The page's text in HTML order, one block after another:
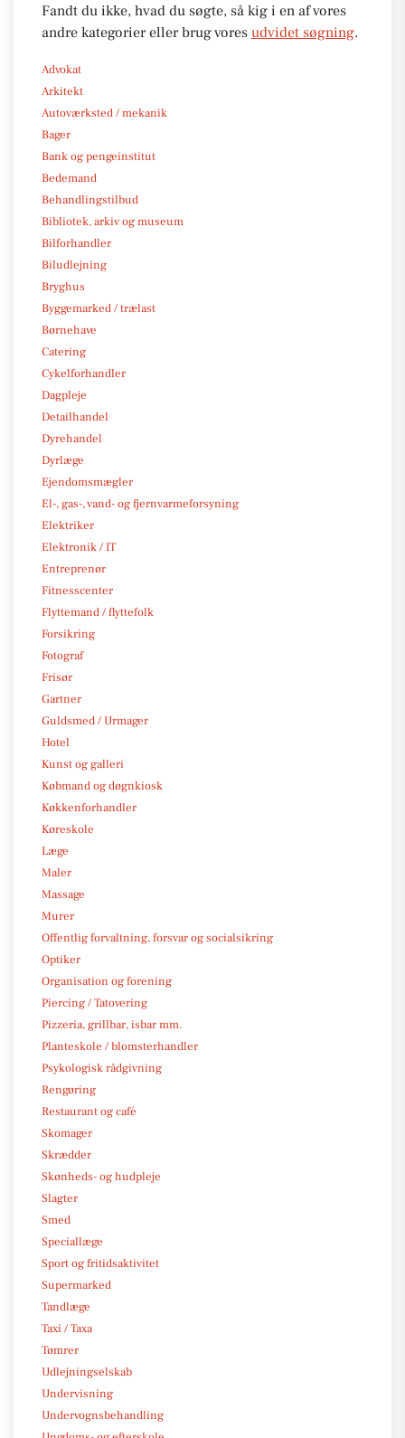
Fandt du ikke, hvad du søgte, så kig i en af vores
andre kategorier eller brug vores udvidet søgning.
Advokat
Arkitekt
Autoværksted / mekanik
Bager
Bank og pengeinstitut
Bedemand
Behandlingstilbud
Bibliotek, arkiv og museum
Bilforhandler
Biludlejning
Bryghus
Byggemarked / trælast
Børnehave
Catering
Cykelforhandler
Dagpleje
Detailhandel
Dyrehandel
Dyrlæge
Ejendomsmægler
El-, gas-, vand- og fjernvarmeforsyning
Elektriker
Elektronik / IT
Entreprenør
Fitnesscenter
Flyttemand / flyttefolk
Forsikring
Fotograf
Frisør
Gartner
Guldsmed / Urmager
Hotel
Kunst og galleri
Købmand og døgnkiosk
Køkkenforhandler
Køreskole
Læge
Maler
Massage
Murer
Offentlig forvaltning, forsvar og socialsikring
Optiker
Organisation og forening
Piercing / Tatovering
Pizzeria, grillbar, isbar mm.
Planteskole / blomsterhandler
Psykologisk rådgivning
Rengøring
Restaurant og café
Skomager
Skrædder
Skønheds- og hudpleje
Slagter
Smed
Speciallæge
Sport og fritidsaktivitet
Supermarked
Tandlæge
Taxi / Taxa
Tømrer
Udlejningselskab
Undervisning
Undervognsbehandling